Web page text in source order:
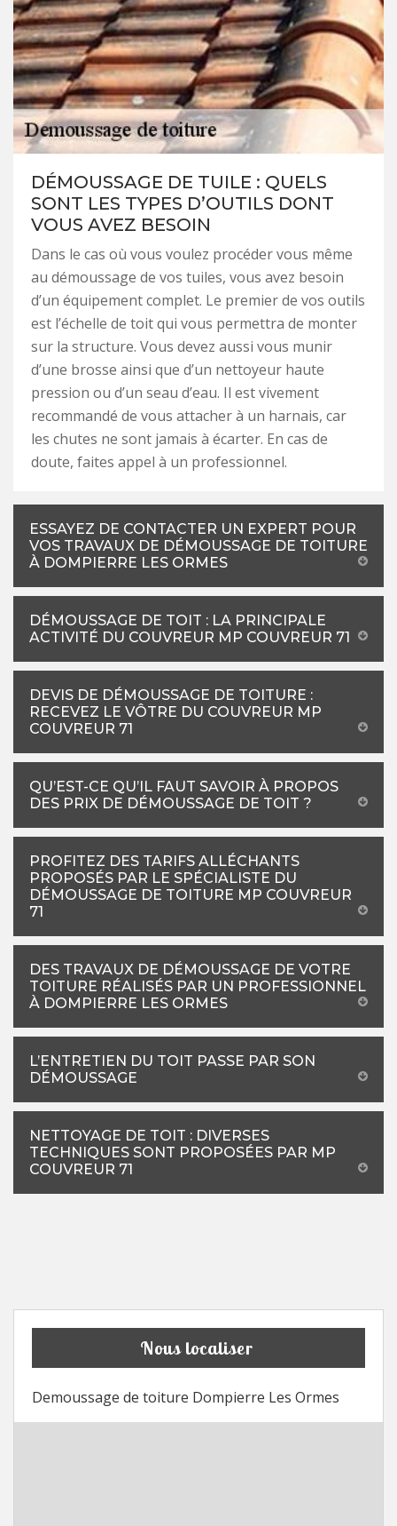
DÉMOUSSAGE DE TUILE : QUELS
SONT LES TYPES D’OUTILS DONT
VOUS AVEZ BESOIN
Dans le cas où vous voulez procéder vous même
au démoussage de vos tuiles, vous avez besoin
d’un équipement complet. Le premier de vos outils
est l’échelle de toit qui vous permettra de monter
sur la structure. Vous devez aussi vous munir
d’une brosse ainsi que d’un nettoyeur haute
pression ou d’un seau d’eau. Il est vivement
recommandé de vous attacher à un harnais, car
les chutes ne sont jamais à écarter. En cas de
doute, faites appel à un professionnel.
ESSAYEZ DE CONTACTER UN EXPERT POUR
VOS TRAVAUX DE DÉMOUSSAGE DE TOITURE
À DOMPIERRE LES ORMES
DÉMOUSSAGE DE TOIT : LA PRINCIPALE
ACTIVITÉ DU COUVREUR MP COUVREUR 71
DEVIS DE DÉMOUSSAGE DE TOITURE :
RECEVEZ LE VÔTRE DU COUVREUR MP
COUVREUR 71
QU’EST-CE QU’IL FAUT SAVOIR À PROPOS
DES PRIX DE DÉMOUSSAGE DE TOIT ?
PROFITEZ DES TARIFS ALLÉCHANTS
PROPOSÉS PAR LE SPÉCIALISTE DU
DÉMOUSSAGE DE TOITURE MP COUVREUR
71
DES TRAVAUX DE DÉMOUSSAGE DE VOTRE
TOITURE RÉALISÉS PAR UN PROFESSIONNEL
À DOMPIERRE LES ORMES
L’ENTRETIEN DU TOIT PASSE PAR SON
DÉMOUSSAGE
NETTOYAGE DE TOIT : DIVERSES
TECHNIQUES SONT PROPOSÉES PAR MP
COUVREUR 71
Nous localiser
Demoussage de toiture Dompierre Les Ormes